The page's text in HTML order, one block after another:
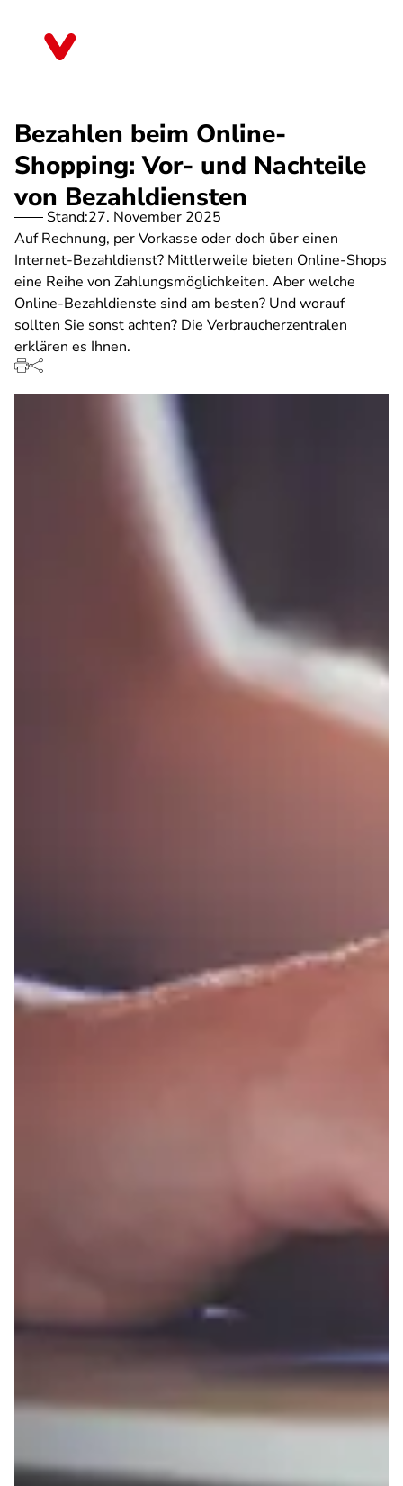
Bezahlen beim Online-
Shopping: Vor- und Nachteile
von Bezahldiensten
Stand:27. November 2025
Auf Rechnung, per Vorkasse oder doch über einen
Internet-Bezahldienst? Mittlerweile bieten Online-Shops
eine Reihe von Zahlungsmöglichkeiten. Aber welche
Online-Bezahldienste sind am besten? Und worauf
sollten Sie sonst achten? Die Verbraucherzentralen
erklären es Ihnen.